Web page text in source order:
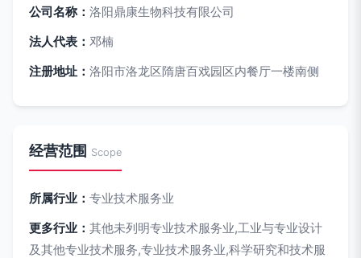
公司名称： 洛阳鼎康生物科技有限公司
法人代表： 邓楠
注册地址： 洛阳市洛龙区隋唐百戏园区内餐厅一楼南侧
经营范围 Scope
所属行业： 专业技术服务业
更多行业： 其他未列明专业技术服务业,工业与专业设计
及其他专业技术服务,专业技术服务业,科学研究和技术服